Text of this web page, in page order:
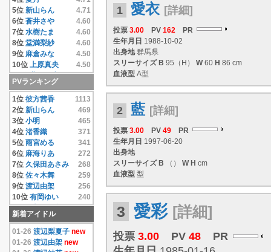
5位 新山らん
4.71
6位 蒼井さや
4.60
7位 水樹たま
4.60
8位 堂満梨紗
4.60
9位 麻倉みな
4.50
10位 上原真央
4.50
11位豊田果歩
4.50
12位 小池唯
13位彼方茜香
4.40
14位相澤仁美
4.33
15位相沢まき
4.33
16位逢沢りな
4.33
17位相原みぃ
4.33
18位相原美咲
4.33
19位秋元結衣
4.33
20位雨宮める
4.33
21位有岡ゆい
4.33
22位 安藤遥
4.33
23位いいむれまさき
24位生田善子
4.33
25位入矢麻衣
4.33
26位鵜飼りえ
4.33
PVランキング
1位 彼方茜香
1113
2位 新山らん
469
3位 小明
465
4位 渚香織
371
5位 雨宮める
341
6位 麻海りあ
272
7位 久保田あさみ
268
8位 佐々木舞
259
9位 渡辺由架
256
10位 有岡ゆい
240
11位千原こずえ
237
12位 尾崎ナナ
13位片瀬桃
220
14位水樹たま
214
新着アイドル
01-26 渡辺梨夏子 new
01-26 渡辺由架 new
1 愛衣 [詳細]
投票 3.00 PV 162
PR
生年月日 1988-10-02
出身地群馬県
スリーサイズ B 95（H） W60 H 86 cm
血液型 A型
2 藍 [詳細]
投票 3.00 PV 49
PR
生年月日 1997-06-20
出身地
スリーサイズ B （） W H cm
血液型 型
3 愛彩 [詳細]
投票 3.00 PV 48
PR